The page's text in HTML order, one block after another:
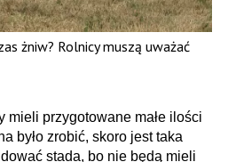
żniw? Rolnicy muszą uważać
mieli przygotowane małe ilości
było zrobić, skoro jest taka
stada, bo nie będą mieli